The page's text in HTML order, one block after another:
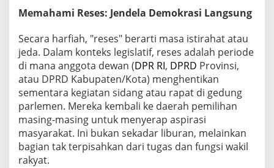
Memahami Reses: Jendela Demokrasi Langsung
Secara harfiah, "reses" berarti masa istirahat atau
jeda. Dalam konteks legislatif, reses adalah periode
di mana anggota dewan (DPR RI, DPRD Provinsi,
atau DPRD Kabupaten/Kota) menghentikan
sementara kegiatan sidang atau rapat di gedung
parlemen. Mereka kembali ke daerah pemilihan
masing-masing untuk menyerap aspirasi
masyarakat. Ini bukan sekadar liburan, melainkan
bagian tak terpisahkan dari tugas dan fungsi wakil
rakyat.